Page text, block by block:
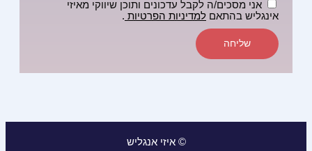
אני מסכים/ה לקבל עדכונים ותוכן שיווקי מאיזי
אינגליש בהתאם למדיניות הפרטיות .
שליחה
© איזי אנגליש